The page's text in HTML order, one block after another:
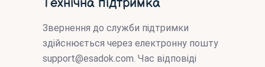
Звернення до служби підтримки
здійснюється через електронну пошту
support@esadok.com . Час відповіді